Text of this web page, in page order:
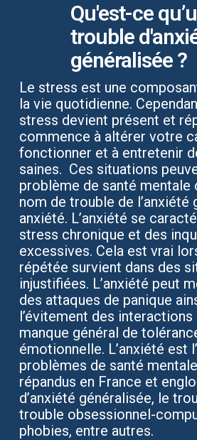
Qu'est-ce
trouble
généralisée ?
Le stress est une
la vie quotidienne.
stress devient présent et
commence à altérer votre
fonctionner et à entretenir
saines. Ces situations
problème de santé mentale
nom de trouble de l’anxiété
anxiété. L’anxiété se
stress chronique et des
excessives. Cela est vrai
répétée survient dans des
injustifiées. L’anxiété peut
des attaques de panique
l’évitement des
manque général de
émotionnelle. L’anxiété est
problèmes de santé
répandus en France et
d’anxiété généralisée, le
trouble obsessionnel-
phobies, entre autres.